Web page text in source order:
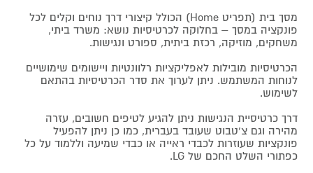
מסך בית (תפריט Home) הכולל קיצורי דרך נוחים וקלים לכל
פונקציה במסך – בחלוקה לכרטיסיות נושא: משרד ביתי,
משחקים, מוזיקה, רכזת ביתית, ספורט ונגישות.
הכרטיסיות מובילות לאפליקציות רלוונטיות ויישומים שימושיים
לנוחות המשתמש. ניתן לערוך את סדר הכרטיסיות בהתאם
לשימוש.
דרך כרטיסיית הנגישות ניתן להגיע לטיפים חשובים, עזרה
מהירה וגם צ'טבוט שעובד בעברית, כמו כן ניתן להפעיל
פונקציות שעוזרות לכבדי ראייה או כבדי שמיעה וללמוד על כל
כפתורי השלט החכם של LG.